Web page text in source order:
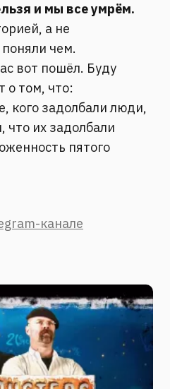
и мы все умрём.
а не
чем.
вот пошёл. Буду
о том, что:
кого задолбали люди,
что их задолбали
пятого
канале